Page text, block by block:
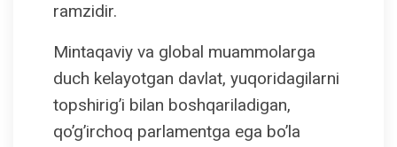
ramzidir.
Mintaqaviy va global muammolarga
duch kelayotgan davlat, yuqoridagilarni
topshirig’i bilan boshqariladigan,
qo’g’irchoq parlamentga ega bo’la